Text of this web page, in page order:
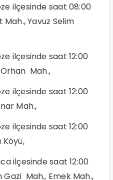
ilçesinde saat 08:00
Mah., Yavuz Selim
ilçesinde saat 12:00
Mah.,
ilçesinde saat 12:00
Mah.,
ilçesinde saat 12:00
Köyü,
ilçesinde saat 12:00
Gazi Mah., Emek Mah.,